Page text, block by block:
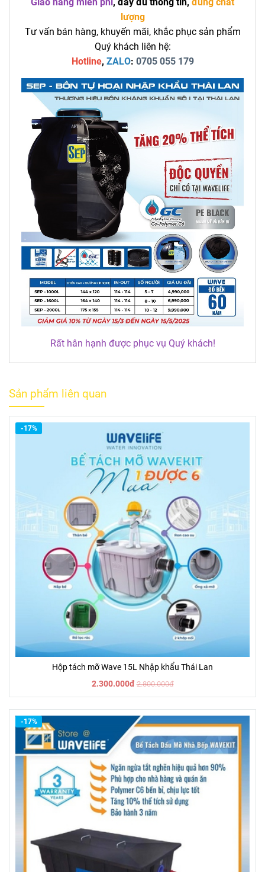
lượng
Tư vấn bán hàng, khuyến mãi, khắc phục sản phẩm
Quý khách liên hệ:
Hotline, ZALO: 0705 055 179
Rất hân hạnh được phục vụ Quý khách!
Sản phẩm liên quan
Hộp tách mỡ Wave 15L Nhập khẩu Thái Lan
2.300.000đ 2.800.000đ
-17%
-17%